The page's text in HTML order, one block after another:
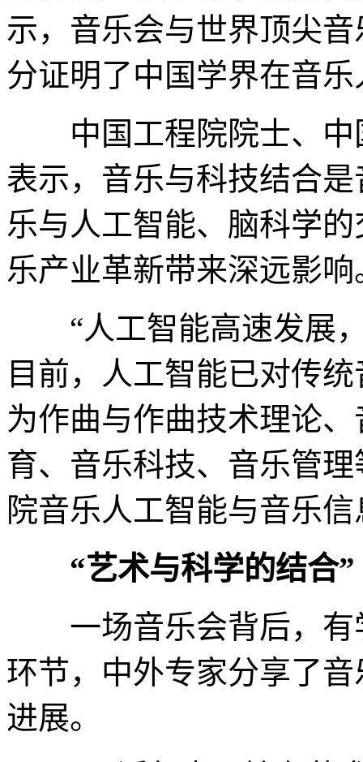
示，音乐会与世界顶尖
分证明了中国学界在音
中国工程院院士、中
表示，音乐与科技结合
乐与人工智能、脑科学
乐产业革新带来深远影响
“人工智能高速发展，
目前，人工智能已对传
为作曲与作曲技术理论
育、音乐科技、音乐管
院音乐人工智能与音乐
“艺术与科学的结合”
一场音乐会背后，有
环节，中外专家分享了
进展。